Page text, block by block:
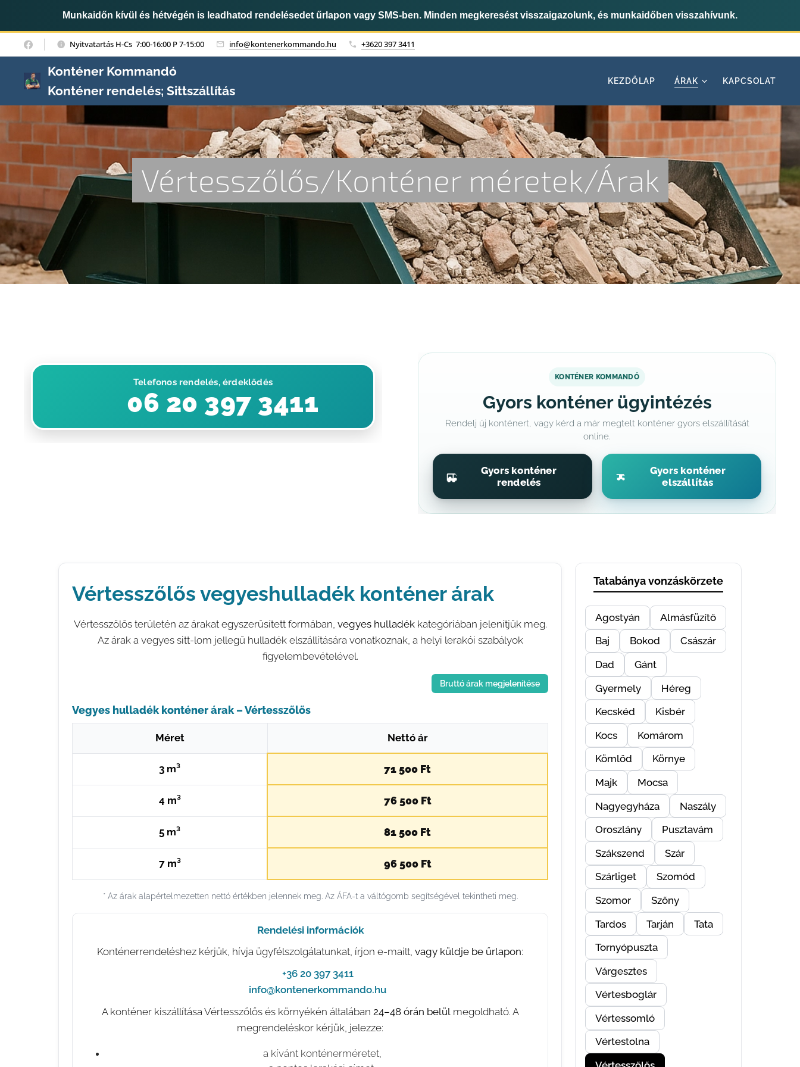
Munkaidőn kívül és hétvégén is leadhatod rendelésedet űrlapon vagy SMS-ben. Minden megkeresést visszaigazolunk, és munkaidőben visszahívunk.
Nyitvatartás H-Cs 7:00-16:00 P 7-15:00 info@kontenerkommando.hu +3620 397 3411
Konténer Kommandó
Konténer rendelés; Sittszállítás
KEZDŐLAP ÁRAK KAPCSOLAT
Vértesszőlős/Konténer méretek/Árak
Telefonos rendelés, érdeklődés
📞 06 20 397 3411
KONTÉNER KOMMANDÓ
Gyors konténer ügyintézés
Rendelj új konténert, vagy kérd a már megtelt konténer gyors elszállítását
online.
Gyors konténer
rendelés
Gyors konténer
elszállítás
Vértesszőlős vegyeshulladék konténer árak
Vértesszőlős területén az árakat egyszerűsített formában, vegyes hulladékkategóriában jelenítjük meg.
Az árak a vegyes sitt-lom jellegű hulladék elszállítására vonatkoznak, a helyi lerakói szabályok
figyelembevételével.
Bruttó árak megjelenítése
Vegyes hulladék konténer árak – Vértesszőlős
Méret Nettó ár
3 m³ 71 500 Ft
4 m³ 76 500 Ft
5 m³ 81 500 Ft
7 m³ 96 500 Ft
* Az árak alapértelmezetten nettó értékben jelennek meg. Az ÁFA-t a váltógomb segítségével tekintheti meg.
Rendelési információk
Konténerrendeléshez kérjük, hívja ügyfélszolgálatunkat, írjon e-mailt, vagy küldje be űrlapon:
+36 20 397 3411
info@kontenerkommando.hu
A konténer kiszállítása Vértesszőlős és környékén általában 24–48 órán belülmegoldható. A
megrendeléskor kérjük, jelezze:
a kívánt konténerméretet,
Tatabánya vonzáskörzete
Agostyán
Almásfüzítő
Baj
Bokod
Császár
Dad
Gánt
Gyermely
Héreg
Kecskéd
Kisbér
Kocs
Komárom
Kömlőd
Környe
Majk
Mocsa
Nagyegyháza
Naszály
Oroszlány
Pusztavám
Szákszend
Szár
Szárliget
Szomód
Szomor
Szőny
Tardos
Tarján
Tata
Tornyópuszta
Várgesztes
Vértesboglár
Vértessomló
Vértestolna